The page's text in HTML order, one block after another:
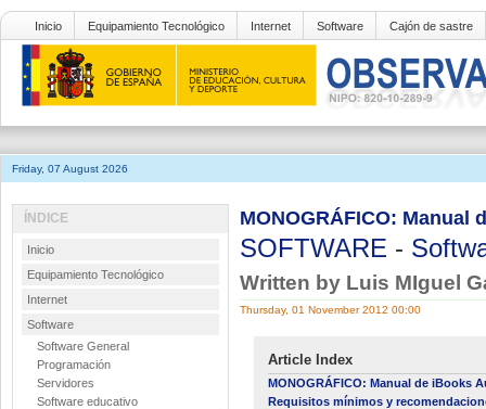
Inicio Equipamiento Tecnológico Internet Software Cajón de sastre
Friday, 07 August 2026
MONOGRÁFICO: Manual
SOFTWARE -
Written by Luis MIguel
Thursday, 01 November 2012 00:00
Article Index
MONOGRÁFICO: Manual de iBooks
Requisitos mínimos y
ÍNDICE
Inicio
Equipamiento Tecnológico
Internet
Software
Software General
Programación
Servidores
Software educativo